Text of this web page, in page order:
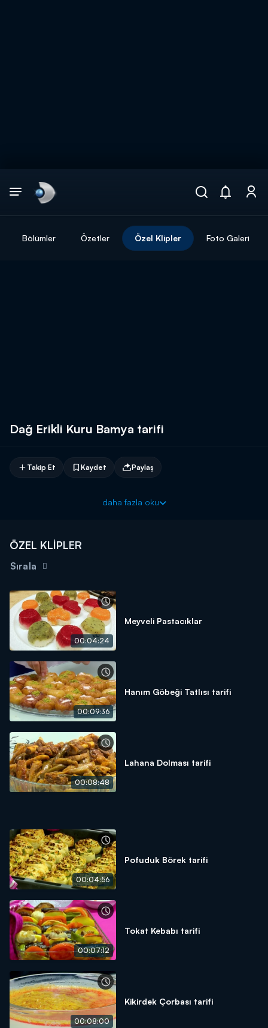
Bölümler Özetler Özel Klipler Foto Galeri
Dağ Erikli Kuru Bamya tarifi
Takip Et Kaydet Paylaş
daha fazla oku
ÖZEL KLİPLER
Sırala
00:04:24
Meyveli Pastacıklar
00:09:36
Hanım Göbeği Tatlısı tarifi
00:08:48
Lahana Dolması tarifi
00:04:56
Pofuduk Börek tarifi
00:07:12
Tokat Kebabı tarifi
00:08:00
Kikirdek Çorbası tarifi